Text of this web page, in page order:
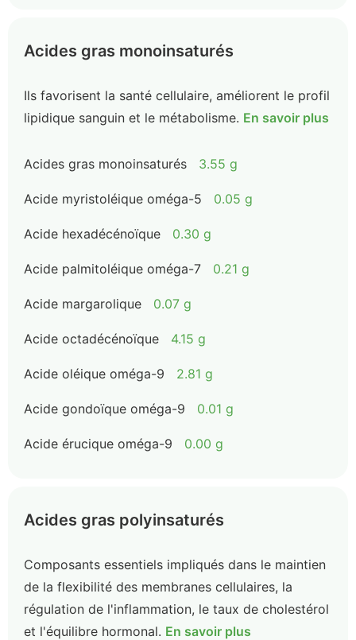
Acides gras monoinsaturés
Ils favorisent la santé cellulaire, améliorent le profil
lipidique sanguin et le métabolisme. En savoir plus
Acides gras monoinsaturés 3.55 g
Acide myristoléique oméga-5 0.05 g
Acide hexadécénoïque 0.30 g
Acide palmitoléique oméga-7 0.21 g
Acide margarolique 0.07 g
Acide octadécénoïque 4.15 g
Acide oléique oméga-9 2.81 g
Acide gondoïque oméga-9 0.01 g
Acide érucique oméga-9 0.00 g
Acides gras polyinsaturés
Composants essentiels impliqués dans le maintien
de la flexibilité des membranes cellulaires, la
régulation de l'inflammation, le taux de cholestérol
et l'équilibre hormonal. En savoir plus